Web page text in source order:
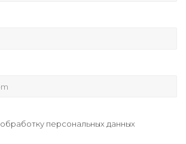
обработку персональных данных